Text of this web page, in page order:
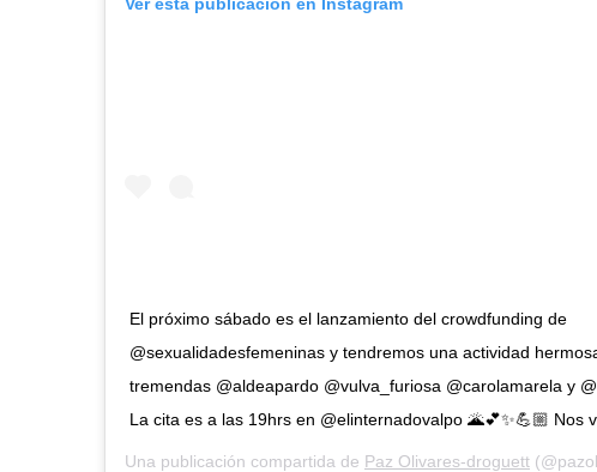
El próximo sábado es el lanzamiento del crowdfunding de
@sexualidadesfemeninas y tendremos una actividad
tremendas @aldeapardo @vulva_furiosa @carolamarela y
La cita es a las 19hrs en @elinternadovalpo 🌋💕✨💪🏼 Nos
Una publicación compartida de Paz Olivares-droguett